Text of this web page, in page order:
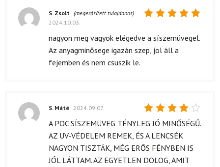
5 / 5
S. Zsolt (megerősített tulajdonos)
2024.10.03.
nagyon meg vagyok elégedve a síszemüvegel.
Az anyagminősege igazán szep, jol áll a
fejemben és nem csuszik le.
Értékelés:
S. Máté 2024.09.07.
A POC SÍSZEMÜVEG TÉNYLEG JÓ MINŐSÉGŰ.
AZ UV-VÉDELEM REMEK, ÉS A LENCSÉK
NAGYON TISZTÁK, MÉG ERŐS FÉNYBEN IS
JÓL LÁTTAM. AZ EGYETLEN DOLOG, AMIT